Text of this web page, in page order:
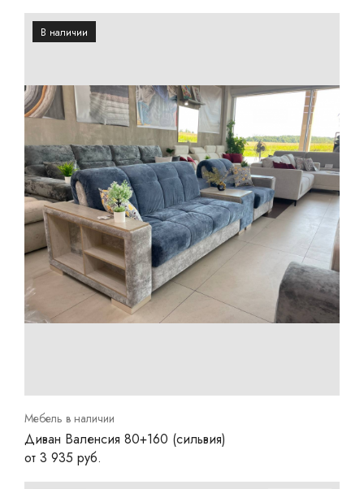
Мебель в наличии
Диван Валенсия 80+160 (сильвия)
от 3 935 руб.
В наличии